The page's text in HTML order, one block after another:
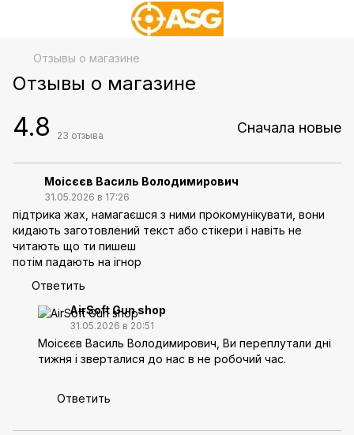
Отзывы о магазине
Отзывы о магазине
4.8 23 отзыва Сначала новые
Моісєєв Василь Володимирович
31.05.2026 в 17:26
підтрика жах, намагаєшся з ними прокомунікувати, вони
кидають заготовлений текст або стікери і навіть не
читають що ти пишеш
потім падають на ігнор
Ответить
AirSoft Gun shop
31.05.2026 в 20:51
Моісєєв Василь Володимирович, Ви переплутали дні
тижня і зверталися до нас в не робочий час.
Ответить